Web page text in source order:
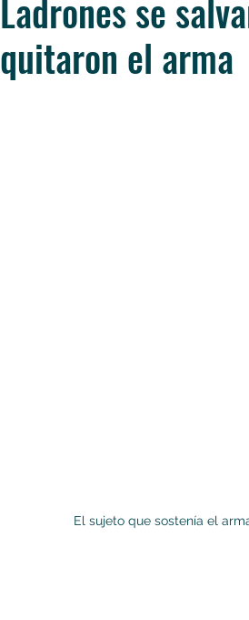
Ladrones se
quitaron el arma
El sujeto que sostenía el